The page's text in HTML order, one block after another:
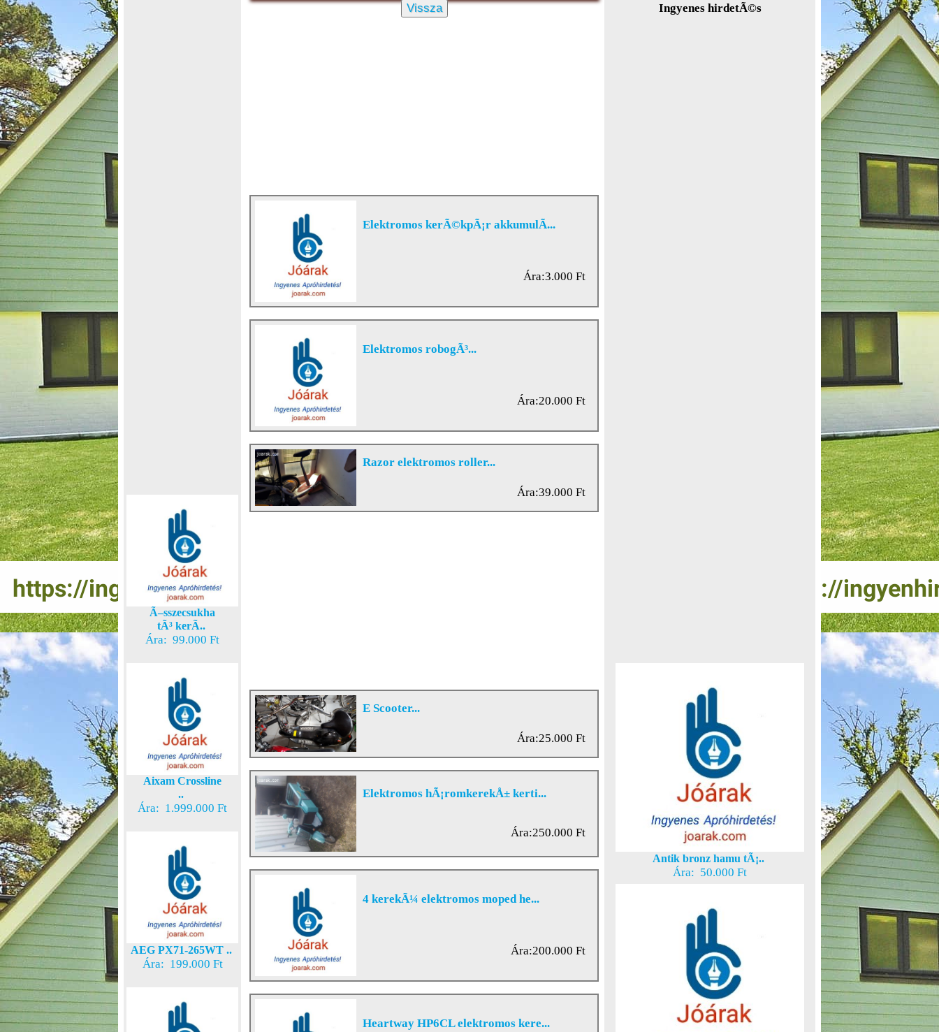
Ã–sszecsukha
tÃ³ kerÃ..
Ára: 99.000 Ft
Aixam Crossline
..
Ára: 1.999.000 Ft
AEG PX71-265WT ..
Ára: 199.000 Ft
Vissza
Elektromos kerÃ©kpÃ¡r akkumulÃ...
Ára:3.000 Ft
Elektromos robogÃ³...
Ára:20.000 Ft
Razor elektromos roller...
Ára:39.000 Ft
E Scooter...
Ára:25.000 Ft
Elektromos hÃ¡romkerekÅ± kerti...
Ára:250.000 Ft
4 kerekÃ¼ elektromos moped he...
Ára:200.000 Ft
Heartway HP6CL elektromos kere...
Ingyenes hirdetÃ©s
Antik bronz hamu tÃ¡..
Ára: 50.000 Ft